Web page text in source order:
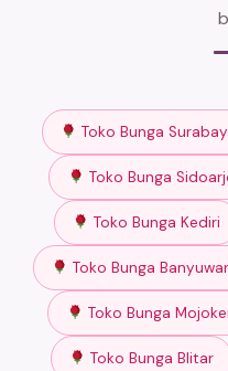
Toko Bunga
Toko Bunga
Toko Bunga Kediri
Toko Bunga
Toko Bunga
Toko Bunga Blitar